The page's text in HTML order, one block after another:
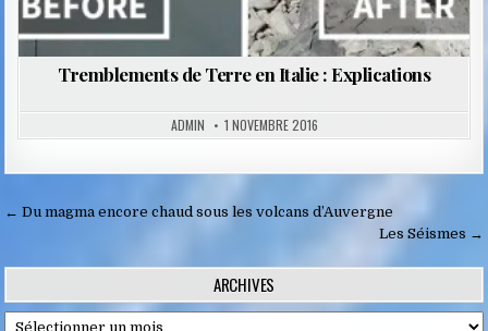
Tremblements de Terre en Italie : Explications
ADMIN 1 NOVEMBRE 2016
Navigation
l’article
← Du magma encore chaud sous les volcans d’Auvergne
Les Séismes →
ARCHIVES
Archives